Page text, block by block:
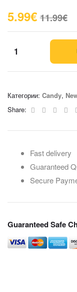
11.99€
5.99€
Категории: Candy,
Share:
Facebook
Twitter
Fast delivery
Guaranteed
Secure
Guaranteed Safe